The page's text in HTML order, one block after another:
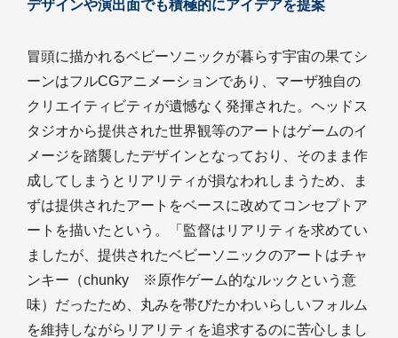
デザインや演出面でも積極的にアイデアを提案
冒頭に描かれるベビーソニックが暮らす宇宙の果てシ
ーンはフルCGアニメーションであり、マーザ独自の
クリエイティビティが遺憾なく発揮された。ヘッドス
タジオから提供された世界観等のアートはゲームのイ
メージを踏襲したデザインとなっており、そのまま作
成してしまうとリアリティが損なわれしまうため、ま
ずは提供されたアートをベースに改めてコンセプトア
ートを描いたという。「監督はリアリティを求めてい
ましたが、提供されたベビーソニックのアートはチャ
ンキー（chunky ※原作ゲーム的なルックという意
味）だったため、丸みを帯びたかわいらしいフォルム
を維持しながらリアリティを追求するのに苦心しまし